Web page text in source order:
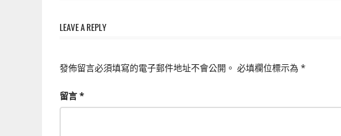
導
LEAVE A REPLY
發佈留言必須填寫的電子郵件地址不會公開。 必填欄位標示為 *
留言 *